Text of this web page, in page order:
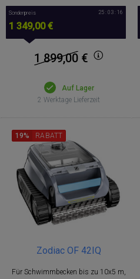
Sonderpreis
1 349,00 €
25 : 03 : 15
1 899,00 €
Auf Lager
2 Werktage Lieferzeit
Zodiac OF 42IQ
Für Schwimmbecken bis zu 10x5 m,
19% RABATT